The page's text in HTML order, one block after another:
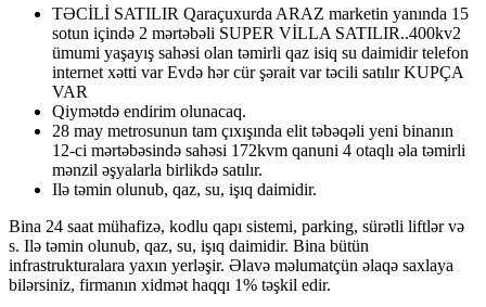
TƏCİLİ SATILIR Qaraçuxurda ARAZ marketin yanında 15
sotun içində 2 mərtəbəli SUPER VİLLA SATILIR..400kv2
ümumi yaşayış sahəsi olan təmirli qaz isiq su daimidir telefon
internet xətti var Evdə hər cür şərait var təcili satılır KUPÇA
VAR
Qiymətdə endirim olunacaq.
28 may metrosunun tam çıxışında elit təbəqəli yeni binanın
12-ci mərtəbəsində sahəsi 172kvm qanuni 4 otaqlı əla təmirli
mənzil əşyalarla birlikdə satılır.
Ilə təmin olunub, qaz, su, işıq daimidir.
Bina 24 saat mühafizə, kodlu qapı sistemi, parking, sürətli liftlər və
s. Ilə təmin olunub, qaz, su, işıq daimidir. Bina bütün
infrastrukturalara yaxın yerləşir. Əlavə məlumatçün əlaqə saxlaya
bilərsiniz, firmanın xidmət haqqı 1% təşkil edir.